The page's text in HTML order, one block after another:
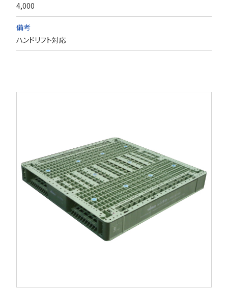
4,000
備考
ハンドリフト対応